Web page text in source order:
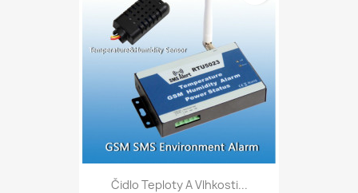
Čidlo Teploty A Vlhkosti...